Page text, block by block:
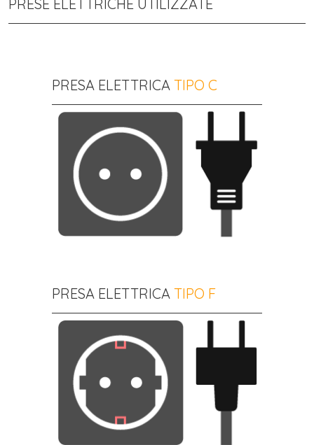
PRESE ELETTRICHE UTILIZZATE
PRESA ELETTRICA TIPO C
PRESA ELETTRICA TIPO F